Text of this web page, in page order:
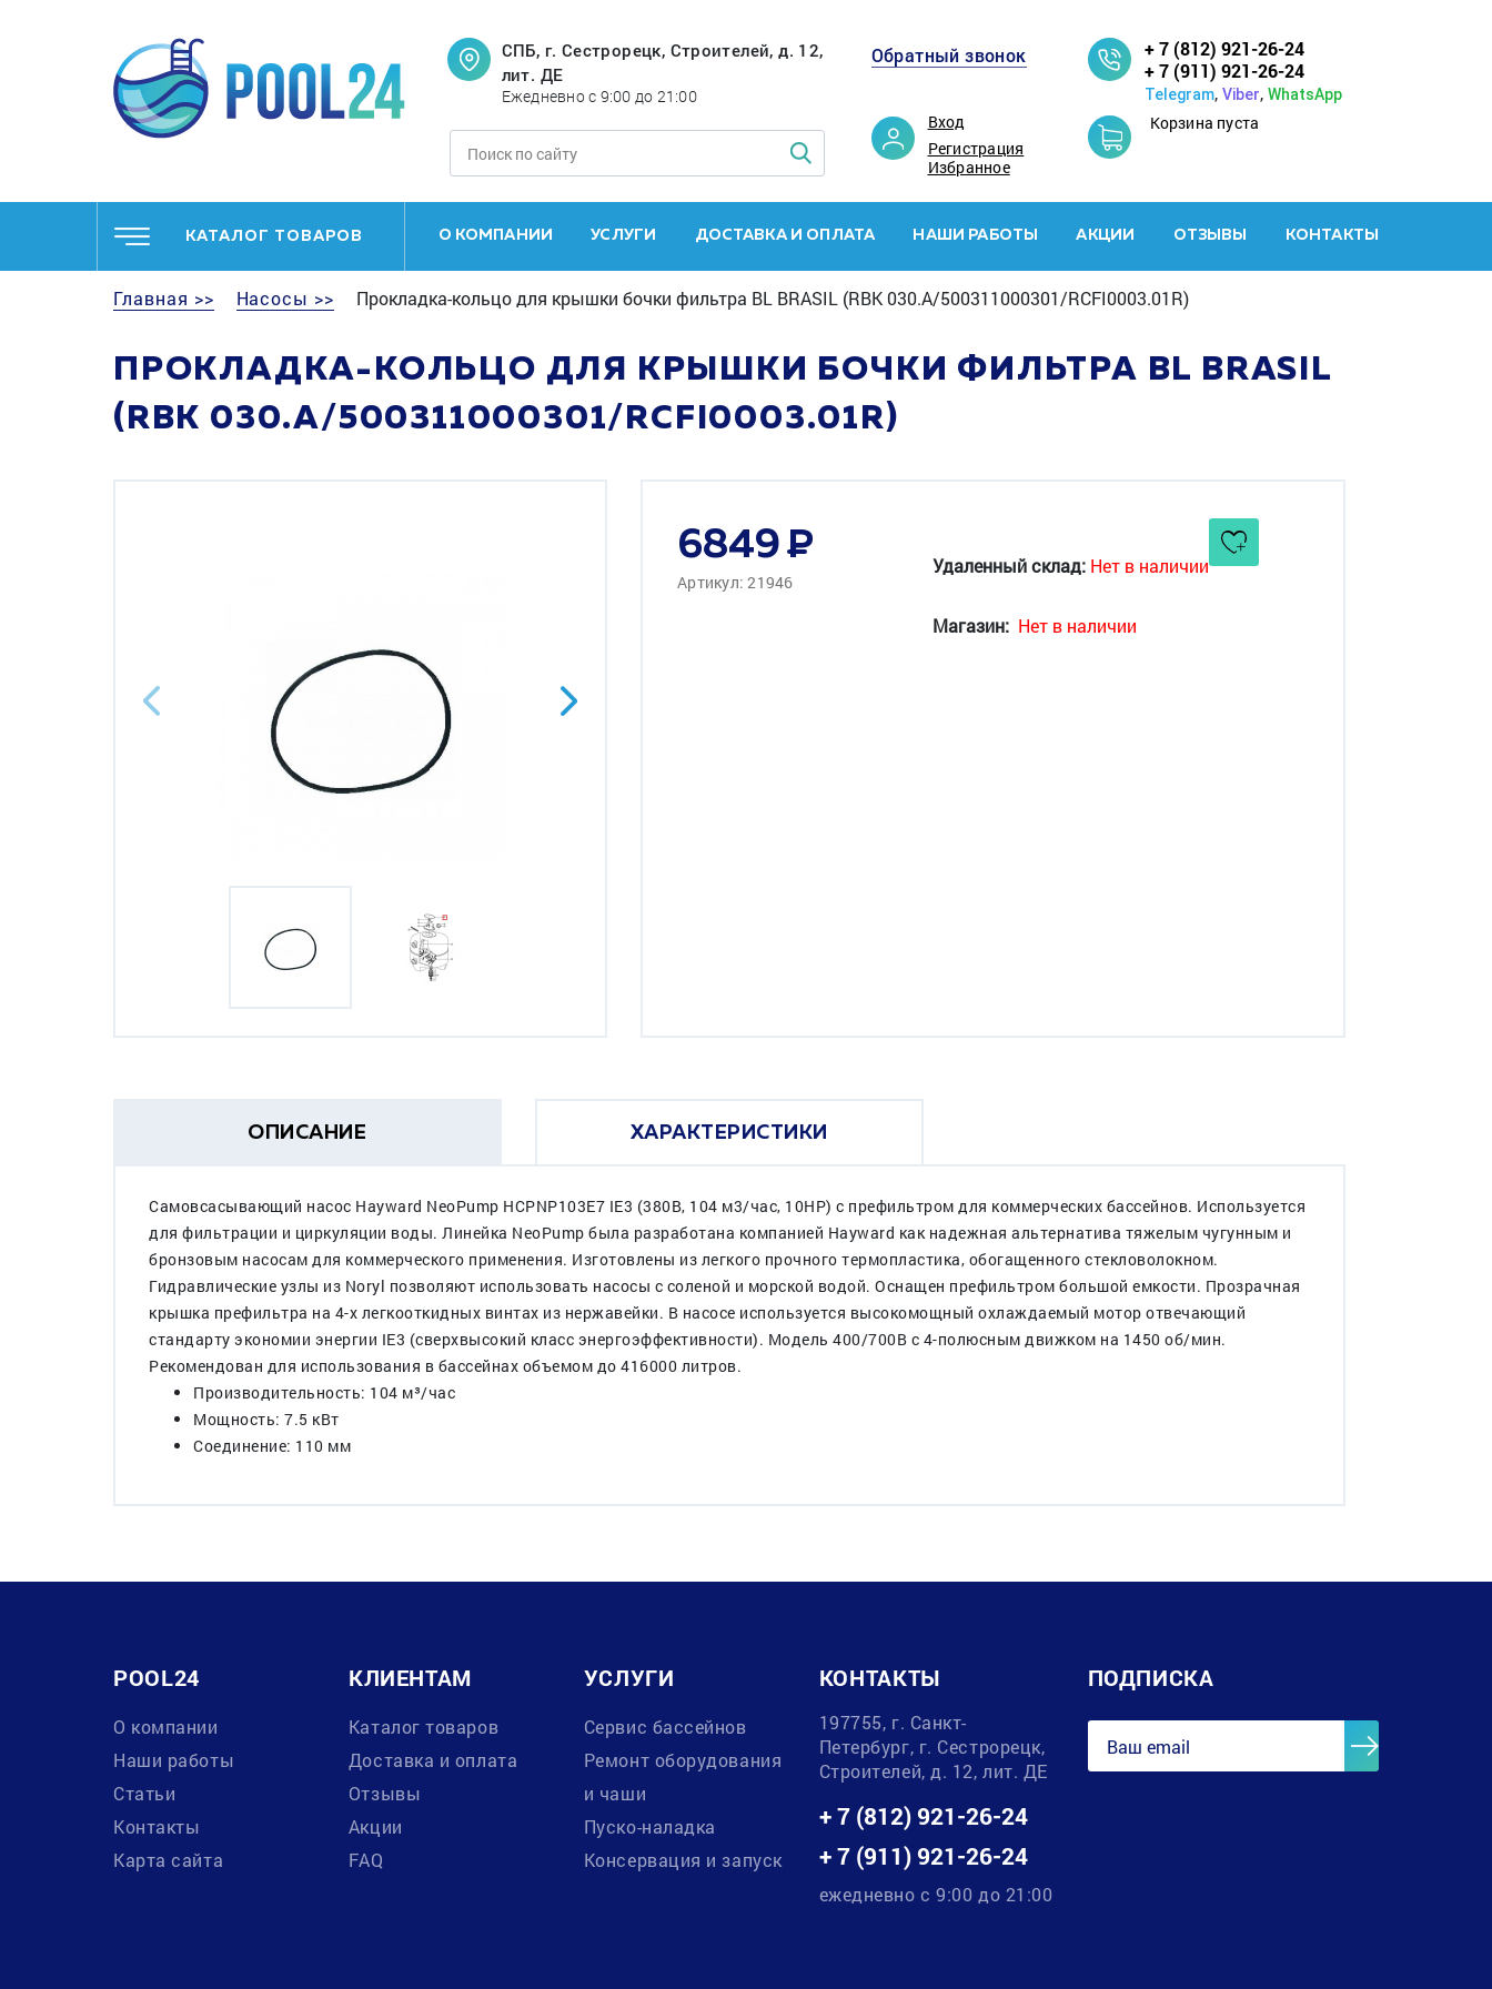
СПБ, г. Сестрорецк, Строителей, д. 12,
лит. ДЕ
Ежедневно с 9:00 до 21:00
Обратный звонок
Вход
Регистрация
Избранное
+ 7 (812) 921-26-24
+ 7 (911) 921-26-24
Telegram, Viber, WhatsApp
Корзина пуста
КАТАЛОГ ТОВАРОВ О КОМПАНИИ УСЛУГИ ДОСТАВКА И ОПЛАТА НАШИ РАБОТЫ АКЦИИ ОТЗЫВЫ КОНТАКТЫ
Главная >> Насосы >> Прокладка-кольцо для крышки бочки фильтра BL BRASIL (RBK 030.A/500311000301/RCFI0003.01R)
ПРОКЛАДКА-КОЛЬЦО ДЛЯ КРЫШКИ БОЧКИ ФИЛЬТРА BL BRASIL
(RBK 030.A/500311000301/RCFI0003.01R)
6849
Артикул: 21946
Удаленный склад: Нет в наличии
Магазин: Нет в наличии
ОПИСАНИЕ ХАРАКТЕРИСТИКИ
Самовсасывающий насос Hayward NeoPump HCPNP103E7 IE3 (380В, 104 м3/час, 10HP) c префильтром для коммерческих бассейнов. Используется
для фильтрации и циркуляции воды. Линейка NeoPump была разработана компанией Hayward как надежная альтернатива тяжелым чугунным и
бронзовым насосам для коммерческого применения. Изготовлены из легкого прочного термопластика, обогащенного стекловолокном.
Гидравлические узлы из Noryl позволяют использовать насосы с соленой и морской водой. Оснащен префильтром большой емкости. Прозрачная
крышка префильтра на 4-х легкооткидных винтах из нержавейки. В насосе используется высокомощный охлаждаемый мотор отвечающий
стандарту экономии энергии IE3 (сверхвысокий класс энергоэффективности). Модель 400/700В с 4-полюсным движком на 1450 об/мин.
Рекомендован для использования в бассейнах объемом до 416000 литров.
Производительность: 104 м³/час
Мощность: 7.5 кВт
Соединение: 110 мм
POOL24
О компании
Наши работы
Статьи
Контакты
Карта сайта
КЛИЕНТАМ
Каталог товаров
Доставка и оплата
Отзывы
Акции
FAQ
УСЛУГИ
Сервис бассейнов
Ремонт оборудования
и чаши
Пуско-наладка
Консервация и запуск
КОНТАКТЫ
197755, г. Санкт-
Петербург, г. Сестрорецк,
Строителей, д. 12, лит. ДЕ
+ 7 (812) 921-26-24
+ 7 (911) 921-26-24
ежедневно с 9:00 до 21:00
ПОДПИСКА